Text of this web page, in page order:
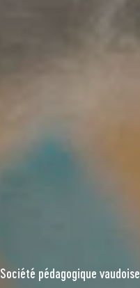
Société pédagogique vaudoise